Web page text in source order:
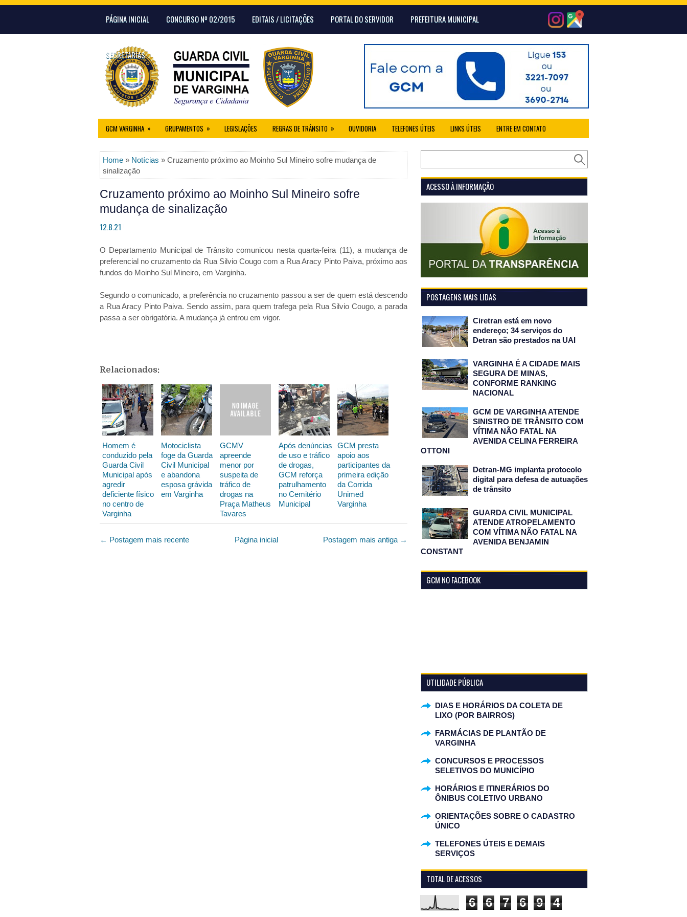
PÁGINA INICIAL CONCURSO Nº 02/2015 EDITAIS / LICITAÇÕES PORTAL DO SERVIDOR PREFEITURA MUNICIPAL
SECRETARIAS
GCM VARGINHA » GRUPAMENTOS » LEGISLAÇÕES REGRAS DE TRÂNSITO » OUVIDORIA TELEFONES ÚTEIS LINKS ÚTEIS ENTRE EM CONTATO
Home » Notícias » Cruzamento próximo ao Moinho Sul Mineiro sofre mudança de
sinalização
Cruzamento próximo ao Moinho Sul Mineiro sofre
mudança de sinalização
12.8.21
O Departamento Municipal de Trânsito comunicou nesta quarta-feira (11), a mudança de
preferencial no cruzamento da Rua Silvio Cougo com a Rua Aracy Pinto Paiva, próximo aos
fundos do Moinho Sul Mineiro, em Varginha.
Segundo o comunicado, a preferência no cruzamento passou a ser de quem está descendo
a Rua Aracy Pinto Paiva. Sendo assim, para quem trafega pela Rua Silvio Cougo, a parada
passa a ser obrigatória. A mudança já entrou em vigor.
Relacionados:
Homem é
conduzido pela
Guarda Civil
Municipal após
agredir
deficiente físico
no centro de
Varginha
Motociclista
foge da Guarda
Civil Municipal
e abandona
esposa grávida
em Varginha
GCMV
apreende
menor por
suspeita de
tráfico de
drogas na
Praça Matheus
Tavares
Após denúncias
de uso e tráfico
de drogas,
GCM reforça
patrulhamento
no Cemitério
Municipal
GCM presta
apoio aos
participantes da
primeira edição
da Corrida
Unimed
Varginha
← Postagem mais recente Postagem mais antiga →
Página inicial
ACESSO À INFORMAÇÃO
POSTAGENS MAIS LIDAS
Ciretran está em novo
endereço; 34 serviços do
Detran são prestados na UAI
VARGINHA É A CIDADE MAIS
SEGURA DE MINAS,
CONFORME RANKING
NACIONAL
GCM DE VARGINHA ATENDE
SINISTRO DE TRÂNSITO COM
VÍTIMA NÃO FATAL NA
AVENIDA CELINA FERREIRA
OTTONI
Detran-MG implanta protocolo
digital para defesa de autuações
de trânsito
GUARDA CIVIL MUNICIPAL
ATENDE ATROPELAMENTO
COM VÍTIMA NÃO FATAL NA
AVENIDA BENJAMIN
CONSTANT
GCM NO FACEBOOK
UTILIDADE PÚBLICA
DIAS E HORÁRIOS DA COLETA DE
LIXO (POR BAIRROS)
FARMÁCIAS DE PLANTÃO DE
VARGINHA
CONCURSOS E PROCESSOS
SELETIVOS DO MUNICÍPIO
HORÁRIOS E ITINERÁRIOS DO
ÔNIBUS COLETIVO URBANO
ORIENTAÇÕES SOBRE O CADASTRO
ÚNICO
TELEFONES ÚTEIS E DEMAIS
SERVIÇOS
TOTAL DE ACESSOS
6 6 7 6 9 4